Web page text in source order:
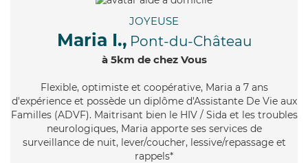
JOYEUSE
Maria I., Pont-du-Château
à 5km de chez Vous
Flexible, optimiste et coopérative, Maria a 7 ans
d'expérience et possède un diplôme d'Assistante De Vie aux
Familles (ADVF). Maitrisant bien le HIV / Sida et les troubles
neurologiques, Maria apporte ses services de
surveillance de nuit, lever/coucher, lessive/repassage et
rappels*